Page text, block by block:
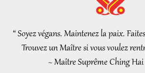
L’éthique
partie 2/2
“ Soyez végans. Maintenez la paix.
Trouvez un Maître si vous voulez
~ Maître Suprême Ching Hai